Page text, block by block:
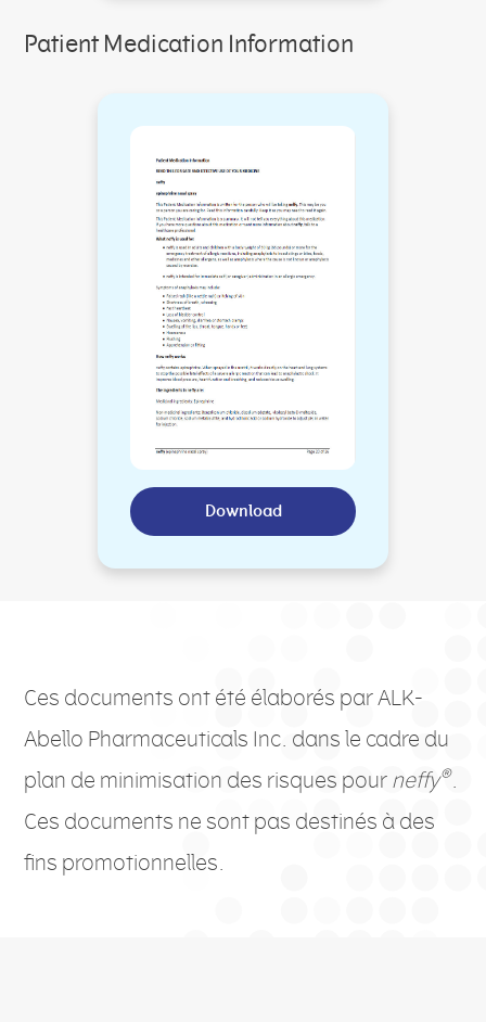
Patient Medication Information
Download
Ces documents ont été élaborés par ALK-
Abello Pharmaceuticals Inc. dans le cadre du
plan de minimisation des risques pour neffy®.
Ces documents ne sont pas destinés à des
fins promotionnelles.